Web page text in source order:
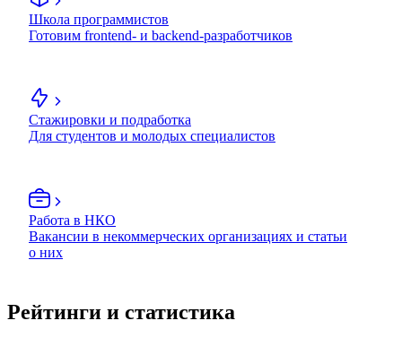
Школа программистов
Готовим frontend- и backend-разработчиков
Стажировки и подработка
Для студентов и молодых специалистов
Работа в НКО
Вакансии в некоммерческих организациях и статьи
о них
Рейтинги и статистика